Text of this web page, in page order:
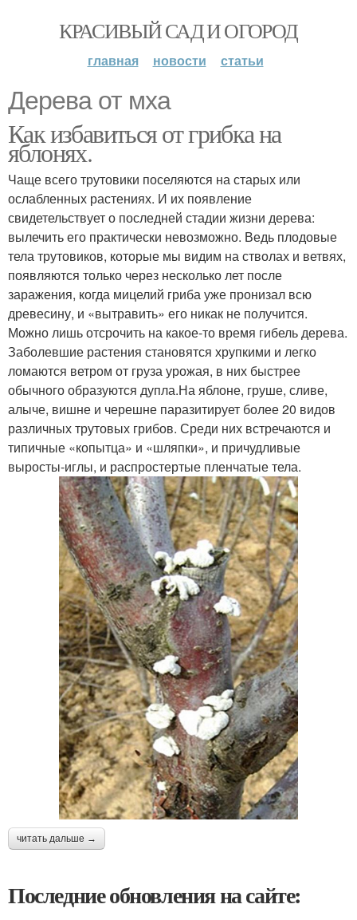
КРАСИВЫЙ САД И ОГОРОД
главная новости статьи
Дерева от мха
Как избавиться от грибка на
яблонях.
Чаще всего трутовики поселяются на старых или
ослабленных растениях. И их появление
свидетельствует о последней стадии жизни дерева:
вылечить его практически невозможно. Ведь плодовые
тела трутовиков, которые мы видим на стволах и ветвях,
появляются только через несколько лет после
заражения, когда мицелий гриба уже пронизал всю
древесину, и «вытравить» его никак не получится.
Можно лишь отсрочить на какое-то время гибель дерева.
Заболевшие растения становятся хрупкими и легко
ломаются ветром от груза урожая, в них быстрее
обычного образуются дупла.На яблоне, груше, сливе,
алыче, вишне и черешне паразитирует более 20 видов
различных трутовых грибов. Среди них встречаются и
типичные «копытца» и «шляпки», и причудливые
выросты-иглы, и распростертые пленчатые тела.
читать дальше →
Последние обновления на сайте: